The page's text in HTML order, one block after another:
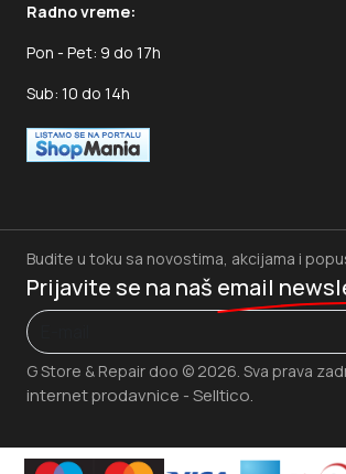
Radno vreme:
Pon - Pet: 9 do 17h
Sub: 10 do 14h
G Store & Repair doo © 2026. Sva prava
internet prodavnice - Selltico.
Budite u toku sa novostima, akcijama i
Prijavite se na naš email